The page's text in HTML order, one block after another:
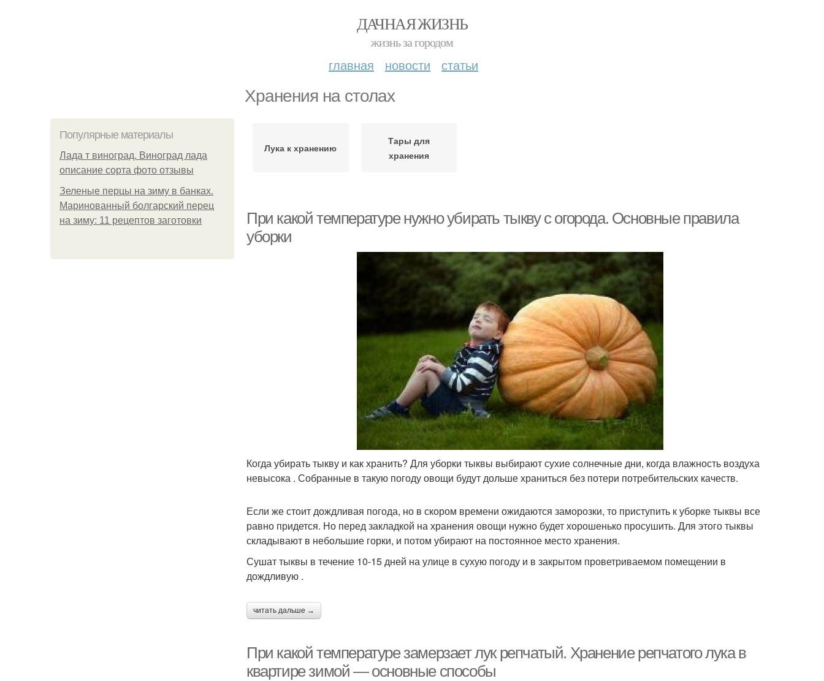
ДАЧНАЯ ЖИЗНЬ
жизнь за городом
главная новости статьи
Хранения на столах
Популярные материалы
Лада т виноград. Виноград лада
описание сорта фото отзывы
Зеленые перцы на зиму в банках.
Маринованный болгарский перец
на зиму: 11 рецептов заготовки
Лука к хранению
Тары для
хранения
При какой температуре нужно убирать тыкву с огорода. Основные правила
уборки
Когда убирать тыкву и как хранить? Для уборки тыквы выбирают сухие солнечные дни, когда влажность воздуха
невысока . Собранные в такую погоду овощи будут дольше храниться без потери потребительских качеств.
Если же стоит дождливая погода, но в скором времени ожидаются заморозки, то приступить к уборке тыквы все
равно придется. Но перед закладкой на хранения овощи нужно будет хорошенько просушить. Для этого тыквы
складывают в небольшие горки, и потом убирают на постоянное место хранения.
Сушат тыквы в течение 10-15 дней на улице в сухую погоду и в закрытом проветриваемом помещении в
дождливую .
читать дальше →
При какой температуре замерзает лук репчатый. Хранение репчатого лука в
квартире зимой — основные способы